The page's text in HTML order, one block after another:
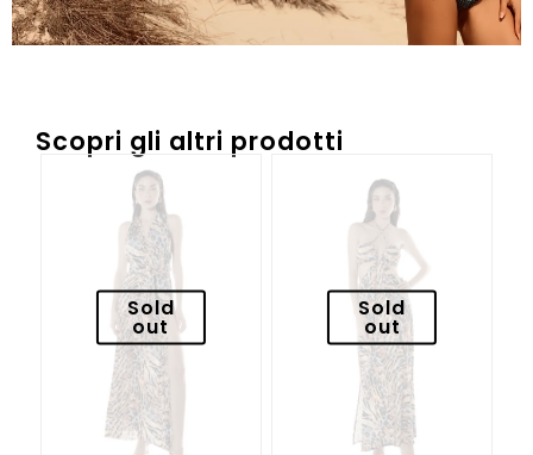
Scopri gli altri prodotti
Sold
out
Sold
out